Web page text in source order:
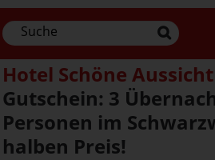
Hotel Schöne Aussicht
Gutschein: 3
Personen im
halben Preis!